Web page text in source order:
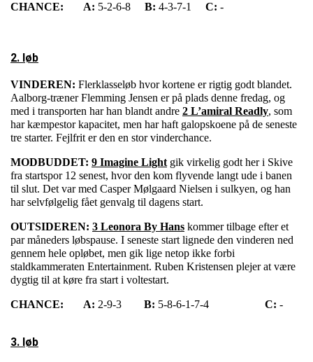
CHANCE: A: 5-2-6-8 B: 4-3-7-1 C: -
2. løb
VINDEREN: Flerklasseløb hvor kortene er rigtig godt blandet.
Aalborg-træner Flemming Jensen er på plads denne fredag, og
med i transporten har han blandt andre 2 L’amiral Readly, som
har kæmpestor kapacitet, men har haft galopskoene på de seneste
tre starter. Fejlfrit er den en stor vinderchance.
MODBUDDET: 9 Imagine Lightgik virkelig godt her i Skive
fra startspor 12 senest, hvor den kom flyvende langt ude i banen
til slut. Det var med Casper Mølgaard Nielsen i sulkyen, og han
har selvfølgelig fået genvalg til dagens start.
OUTSIDEREN: 3 Leonora By Hans kommer tilbage efter et
par måneders løbspause. I seneste start lignede den vinderen ned
gennem hele opløbet, men gik lige netop ikke forbi
staldkammeraten Entertainment. Ruben Kristensen plejer at være
dygtig til at køre fra start i voltestart.
CHANCE: A: 2-9-3 B: 5-8-6-1-7-4 C: -
3. løb